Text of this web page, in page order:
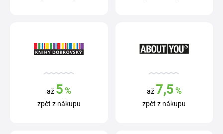
až 5%
zpět z nákupu
až 7,5%
zpět z nákupu